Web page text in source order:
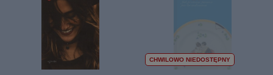
CHWILOWO NIEDOSTĘPNY